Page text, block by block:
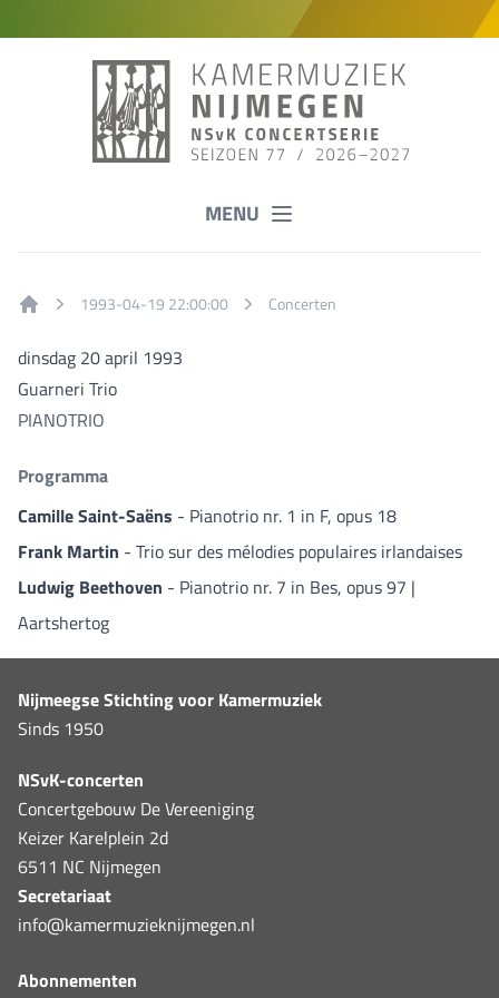
MENU
1993-04-19 22:00:00 Concerten
dinsdag 20 april 1993
Guarneri Trio
PIANOTRIO
Programma
Camille Saint-Saëns - Pianotrio nr. 1 in F, opus 18
Frank Martin - Trio sur des mélodies populaires irlandaises
Ludwig Beethoven - Pianotrio nr. 7 in Bes, opus 97 |
Aartshertog
Nijmeegse Stichting voor Kamermuziek
Sinds 1950
NSvK-concerten
Concertgebouw De Vereeniging
Keizer Karelplein 2d
6511 NC Nijmegen
Secretariaat
info@kamermuzieknijmegen.nl
Abonnementen